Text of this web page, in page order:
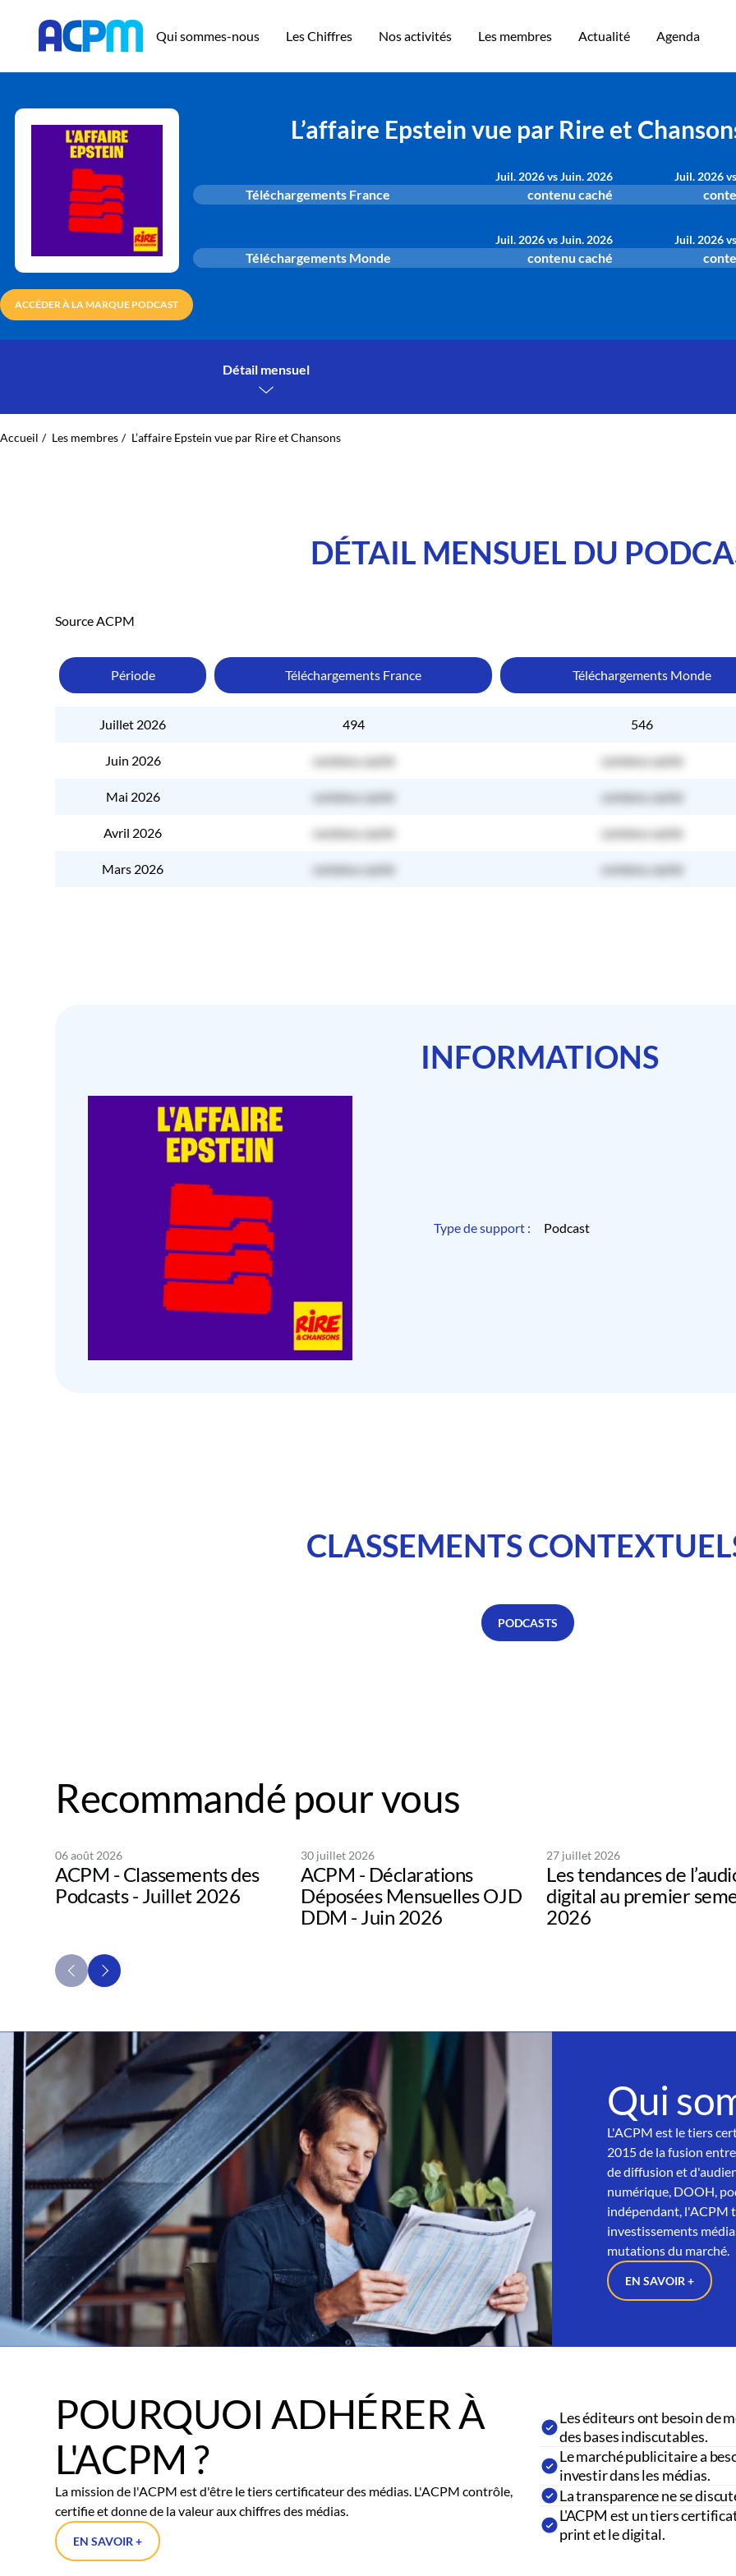
Qui sommes-nous Les Chiffres Nos activités Les membres Actualité Agenda
ACCÉDER À LA MARQUE PODCAST
L’affaire Epstein vue par Rire et
Juil. 2026 vs Juin. 2026 Juil. 2026
Téléchargements France contenu caché
Juil. 2026 vs Juin. 2026 Juil. 2026
Téléchargements Monde contenu caché
Détail mensuel
Accueil Les membres L’affaire Epstein vue par Rire et Chansons
DÉTAIL MENSUEL DU
Source ACPM
Période Téléchargements France Téléchargements Monde
Juillet 2026 494 546
Juin 2026 contenu caché contenu caché
Mai 2026 contenu caché contenu caché
Avril 2026 contenu caché contenu caché
Mars 2026 contenu caché contenu caché
INFORMATIONS
Type de support : Podcast
CLASSEMENTS
PODCASTS
Recommandé pour vous
06 août 2026
ACPM - Classements des
Podcasts - Juillet 2026
30 juillet 2026
ACPM - Déclarations
Déposées Mensuelles OJD
DDM - Juin 2026
27 juillet 2026
Les tendances de
digital au premier
2026
Qui
L'ACPM est le tiers
2015 de la fusion
de diffusion et
numérique, DOOH,
indépendant, l'ACPM
investissements
mutations du marché.
EN SAVOIR +
POURQUOI ADHÉRER À
L'ACPM ?
La mission de l'ACPM est d'être le tiers certificateur des médias. L'ACPM contrôle,
certifie et donne de la valeur aux chiffres des médias.
EN SAVOIR +
Les éditeurs ont besoin de
des bases indiscutables.
Le marché publicitaire a
investir dans les médias.
La transparence ne se
L'ACPM est un tiers
print et le digital.